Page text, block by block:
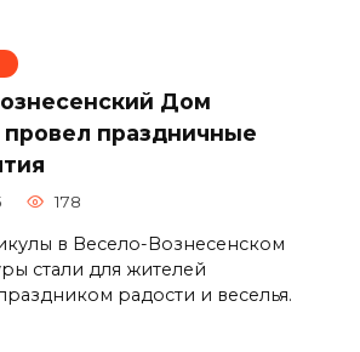
Дом
провел праздничные
178
в Весело-Вознесенском
стали для жителей
радости и веселья.